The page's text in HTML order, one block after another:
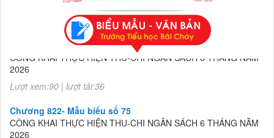
Chương 822- Mẫu biểu số 75
CÔNG KHAI THỰC HIỆN THU-CHI NGÂN SÁCH 6 THÁNG NĂM
2026
Lượt xem:90 | lượt tải:36
Chương 822- Mẫu biểu số 75
CÔNG KHAI THỰC HIỆN THU-CHI NGÂN SÁCH 6 THÁNG NĂM
2026